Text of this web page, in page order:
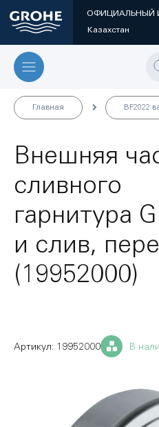
ОФИЦИАЛЬНЫЙ
Казахстан
Главная BF2022
Внешняя
сливного
гарнитура
и слив,
(19952000)
В
19952000